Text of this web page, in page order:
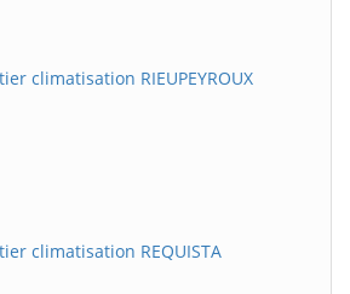
climatisation RIEUPEYROUX
climatisation REQUISTA